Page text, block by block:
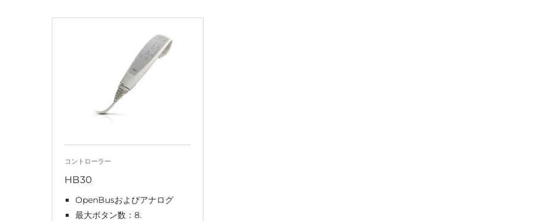
コントローラー
HB30
OpenBusおよびアナログ
最大ボタン数：8.